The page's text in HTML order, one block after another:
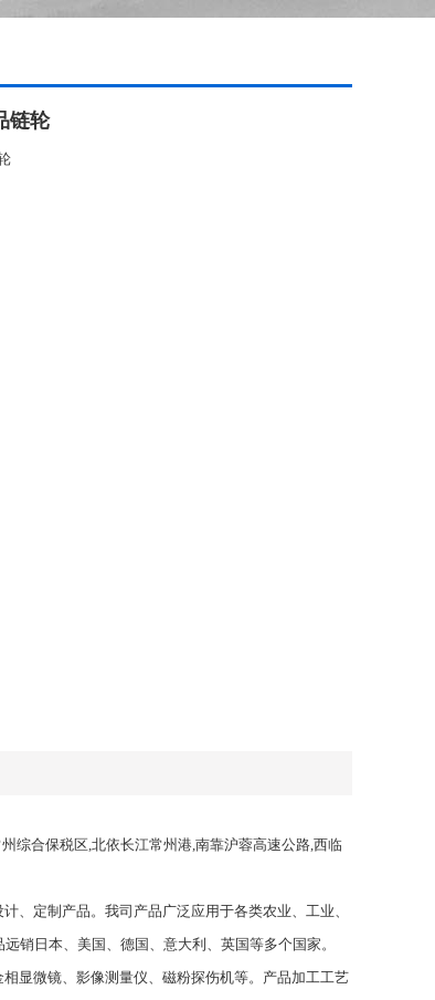
链轮
综合保税区,北依长江常州港,南靠沪蓉高速公路,西临
、定制产品。我司产品广泛应用于各类农业、工业、
销日本、美国、德国、意大利、英国等多个国家。
显微镜、影像测量仪、磁粉探伤机等。产品加工工艺